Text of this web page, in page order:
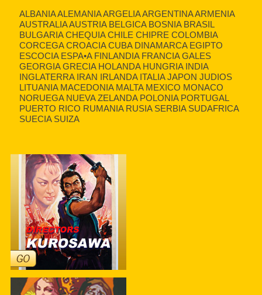
ALBANIA ALEMANIA ARGELIA ARGENTINA ARMENIA
AUSTRALIA AUSTRIA BELGICA BOSNIA BRASIL
BULGARIA CHEQUIA CHILE CHIPRE COLOMBIA
CORCEGA CROACIA CUBA DINAMARCA EGIPTO
ESCOCIA ESPA•A FINLANDIA FRANCIA GALES
GEORGIA GRECIA HOLANDA HUNGRIA INDIA
INGLATERRA IRAN IRLANDA ITALIA JAPON JUDIOS
LITUANIA MACEDONIA MALTA MEXICO MONACO
NORUEGA NUEVA ZELANDA POLONIA PORTUGAL
PUERTO RICO RUMANIA RUSIA SERBIA SUDAFRICA
SUECIA SUIZA